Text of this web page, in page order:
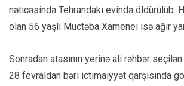
nəticəsində Tehrandakı evində öldürülüb.
olan 56 yaşlı Müctəba Xamenei isə ağır
Sonradan atasının yerinə ali rəhbər
28 fevraldan bəri ictimaiyyət qarşısında